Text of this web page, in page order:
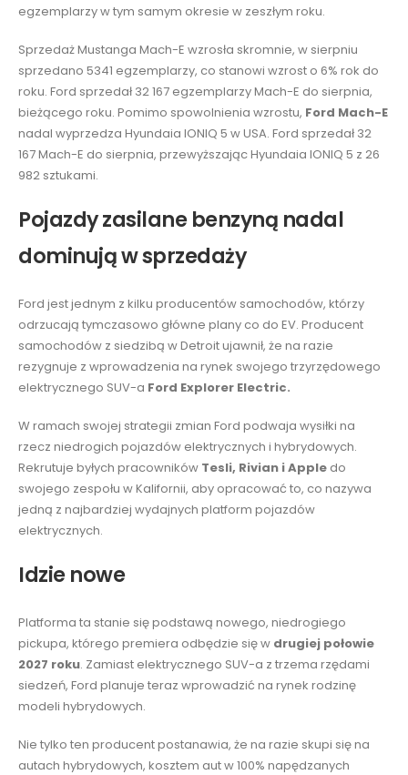
egzemplarzy w tym samym okresie w zeszłym roku.
Sprzedaż Mustanga Mach-E wzrosła skromnie, w sierpniu
sprzedano 5341 egzemplarzy, co stanowi wzrost o 6% rok do
roku. Ford sprzedał 32 167 egzemplarzy Mach-E do sierpnia,
bieżącego roku. Pomimo spowolnienia wzrostu, Ford Mach-E
nadal wyprzedza Hyundaia IONIQ 5 w USA. Ford sprzedał 32
167 Mach-E do sierpnia, przewyższając Hyundaia IONIQ 5 z 26
982 sztukami.
Pojazdy zasilane benzyną nadal
dominują w sprzedaży
Ford jest jednym z kilku producentów samochodów, którzy
odrzucają tymczasowo główne plany co do EV. Producent
samochodów z siedzibą w Detroit ujawnił, że na razie
rezygnuje z wprowadzenia na rynek swojego trzyrzędowego
elektrycznego SUV-a Ford Explorer Electric.
W ramach swojej strategii zmian Ford podwaja wysiłki na
rzecz niedrogich pojazdów elektrycznych i hybrydowych.
Rekrutuje byłych pracowników Tesli, Rivian i Apple do
swojego zespołu w Kalifornii, aby opracować to, co nazywa
jedną z najbardziej wydajnych platform pojazdów
elektrycznych.
Idzie nowe
Platforma ta stanie się podstawą nowego, niedrogiego
pickupa, którego premiera odbędzie się w drugiej połowie
2027 roku. Zamiast elektrycznego SUV-a z trzema rzędami
siedzeń, Ford planuje teraz wprowadzić na rynek rodzinę
modeli hybrydowych.
Nie tylko ten producent postanawia, że na razie skupi się na
autach hybrydowych, kosztem aut w 100% napędzanych